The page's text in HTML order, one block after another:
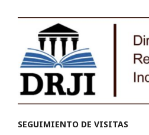
SEGUIMIENTO DE VISITAS